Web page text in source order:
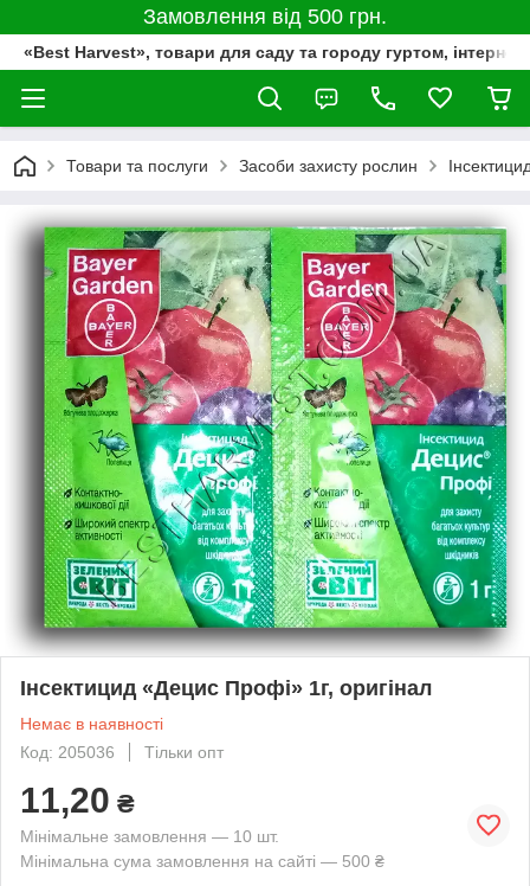
Замовлення від 500 грн.
«Best Harvest», товари для саду та городу гуртом,
Товари та послуги Засоби захисту рослин
Інсектицид «Децис Профі» 1г, оригінал
Немає в наявності
Код: 205036
Тільки опт
11,20 ₴
Мінімальне замовлення — 10 шт.
Мінімальна сума замовлення на сайті — 500 ₴